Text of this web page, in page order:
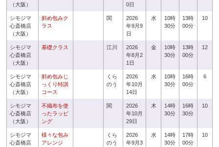
（大阪）
0日
シモジマ
心斎橋店
（大阪）
斜め包みク
ラス
関
2026
年9月9
日
水
10時
30分
13時
00分
10
シモジマ
心斎橋店
（大阪）
基礎クラス 江川
2026
年8月2
1日
金
10時
30分
13時
00分
12
シモジマ
心斎橋店
（大阪）
斜め包みじ
っくり特訓
コース
くら
のう
2026
年10月
14日
水
10時
30分
16時
00分
6
シモジマ
心斎橋店
（大阪）
不織布を使
ったラッピ
ング
関
2026
年10月
29日
木
14時
30分
16時
30分
10
シモジマ
心斎橋店
様々な包み
アレンジ
くら
のう
2026
年9月3
水
14時
30分
17時
00分
10